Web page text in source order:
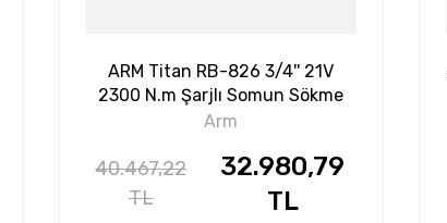
ARM Titan RB-826 3/4'' 21V
2300 N.m Şarjlı Somun Sökme
Arm
40.467,22
TL
32.980,79
TL